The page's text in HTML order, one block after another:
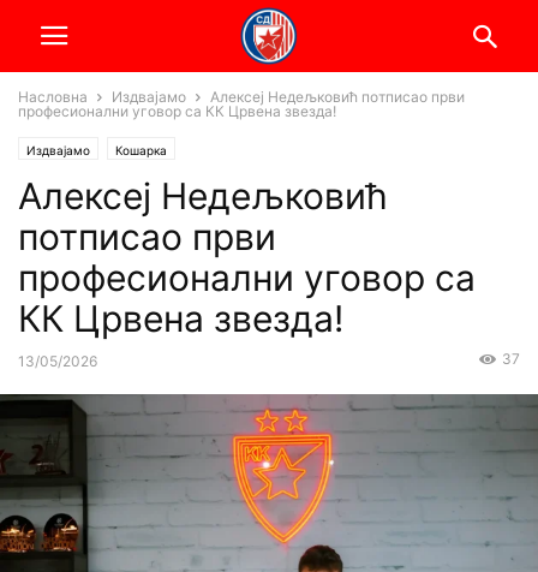
Насловна Издвајамо
Алексеј Недељковић потписао први
професионални уговор са КК Црвена звезда!
Издвајамо Кошарка
Алексеј Недељковић
потписао први
професионални уговор са
КК Црвена звезда!
13/05/2026 37